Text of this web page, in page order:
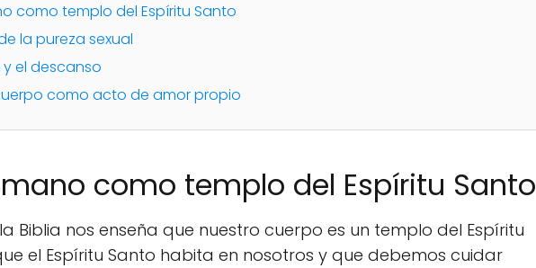
como templo del Espíritu Santo
la pureza sexual
el descanso
como acto de amor propio
como templo del Espíritu Santo
la Biblia nos enseña que nuestro cuerpo es un templo del Espíritu
el Espíritu Santo habita en nosotros y que debemos cuidar